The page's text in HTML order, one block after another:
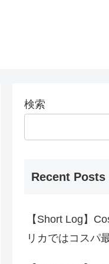
検索
Recent Posts
【Short Log】
リカではコスパ